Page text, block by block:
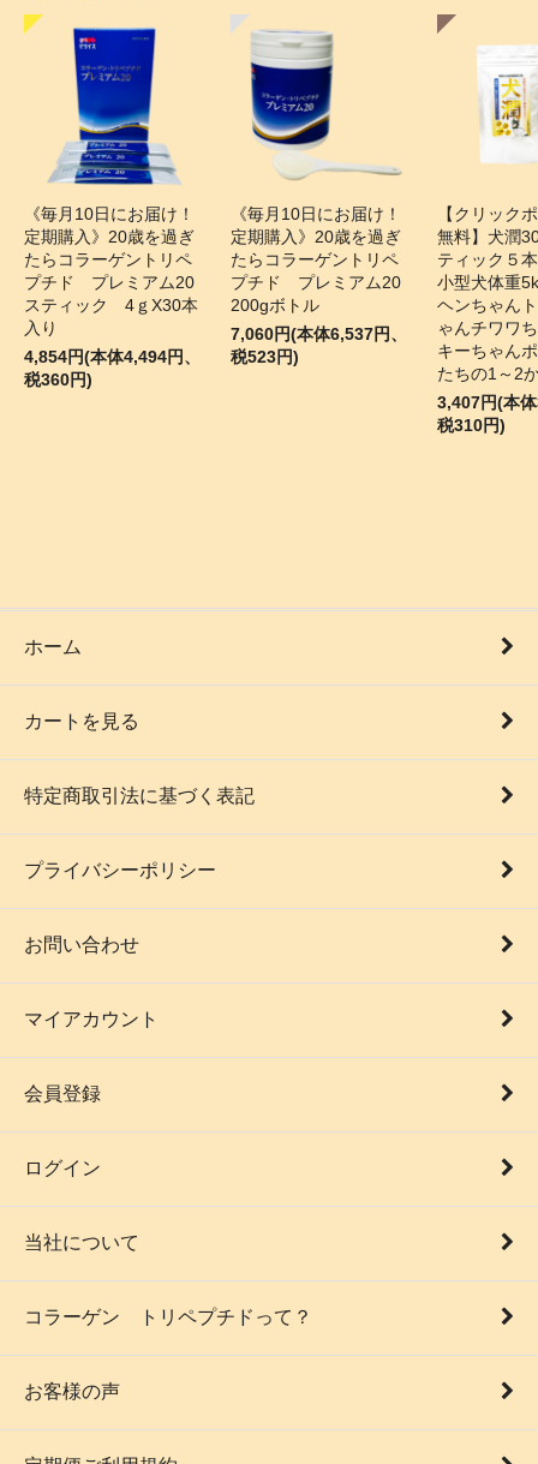
《毎月10日にお届け！
定期購入》20歳を過ぎ
たらコラーゲントリペ
プチド プレミアム20
スティック 4ｇX30本
入り
4,854円(本体4,494円、
税360円)
《毎月10日にお届け！
定期購入》20歳を過ぎ
たらコラーゲントリペ
プチド プレミアム20
200gボトル
7,060円(本体6,537円、
税523円)
【クリック
無料】犬潤
ティック５
小型犬体重
ヘンちゃん
ゃんチワワ
キーちゃん
たちの1～2
3,407円(本
税310円)
ホーム
カートを見る
特定商取引法に基づく表記
プライバシーポリシー
お問い合わせ
マイアカウント
会員登録
ログイン
当社について
コラーゲン トリペプチドって？
お客様の声